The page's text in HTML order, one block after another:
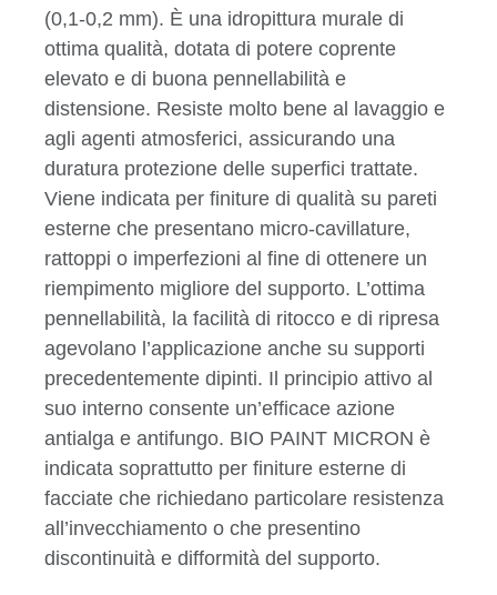
(0,1-0,2 mm). È una idropittura murale di
ottima qualità, dotata di potere coprente
elevato e di buona pennellabilità e
distensione. Resiste molto bene al lavaggio e
agli agenti atmosferici, assicurando una
duratura protezione delle superfici trattate.
Viene indicata per finiture di qualità su pareti
esterne che presentano micro-cavillature,
rattoppi o imperfezioni al fine di ottenere un
riempimento migliore del supporto. L’ottima
pennellabilità, la facilità di ritocco e di ripresa
agevolano l’applicazione anche su supporti
precedentemente dipinti. Il principio attivo al
suo interno consente un’efficace azione
antialga e antifungo. BIO PAINT MICRON è
indicata soprattutto per finiture esterne di
facciate che richiedano particolare resistenza
all’invecchiamento o che presentino
discontinuità e difformità del supporto.